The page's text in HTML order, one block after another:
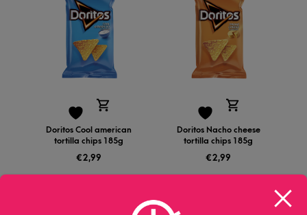
Doritos Cool american
tortilla chips 185g
€2,99
Doritos Nacho cheese
tortilla chips 185g
€2,99